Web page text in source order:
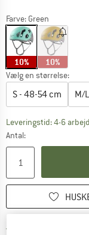
Farve: Green
10% 10%
Vælg en størrelse:
S - 48-54 cm M/
Leveringstid: 4-6
Antal: